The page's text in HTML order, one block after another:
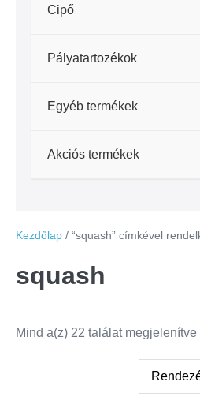
Cipő
Pályatartozékok
–
Egyéb termékek
–
Akciós termékek
Kezdőlap / “squash” címkével
squash
Mind a(z) 22 találat megjelenítve